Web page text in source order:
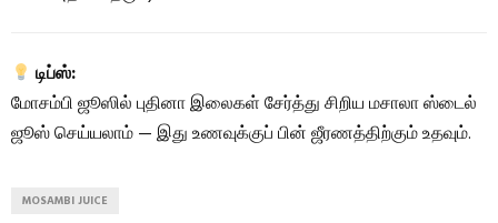
டிப்ஸ்:
மோசம்பி ஜூஸில் புதினா இலைகள் சேர்த்து சிறிய மசாலா ஸ்டைல்
ஜூஸ் செய்யலாம் — இது உணவுக்குப் பின் ஜீரணத்திற்கும் உதவும்.
MOSAMBI JUICE